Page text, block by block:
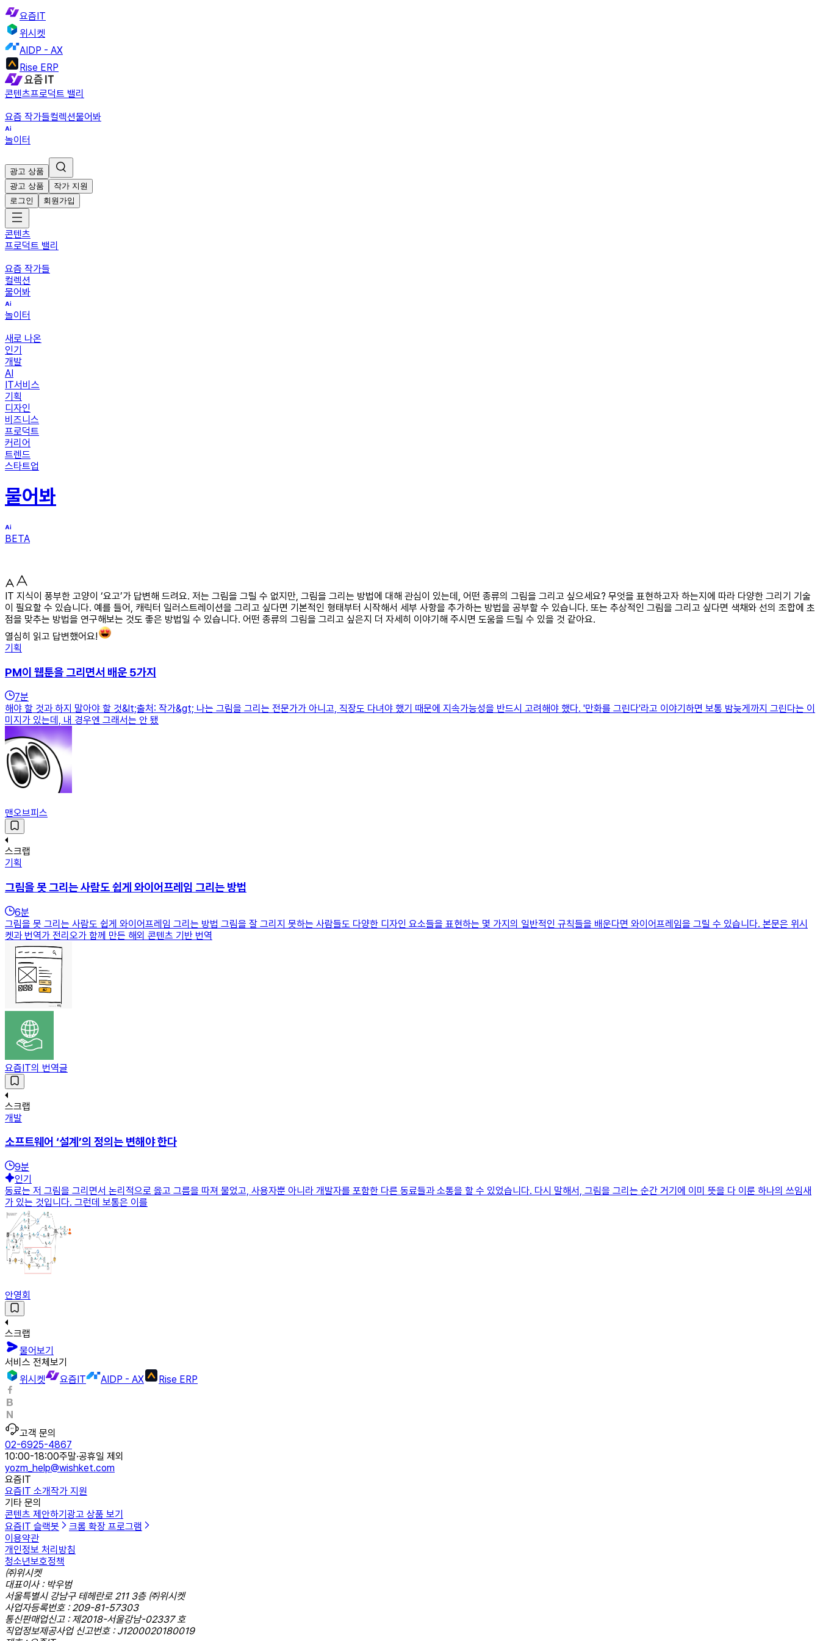
요즘IT
위시켓
AIDP - AX
Rise ERP
콘텐츠프로덕트 밸리
요즘 작가들컬렉션물어봐
놀이터
광고 상품
광고 상품
작가 지원
로그인
회원가입
콘텐츠
프로덕트 밸리
요즘 작가들
컬렉션
물어봐
놀이터
새로 나온
인기
개발
AI
IT서비스
기획
디자인
비즈니스
프로덕트
커리어
트렌드
스타트업
물어봐
BETA
IT 지식이 풍부한 고양이 ‘요고’가 답변해 드려요. 저는 그림을 그릴 수 없지만, 그림을 그리는 방법에 대해 관심이 있는데, 어떤 종류의 그림을 그리고 싶으세요? 무엇을 표현하고자 하는지에 따라 다양한 그리기 기술
이 필요할 수 있습니다. 예를 들어, 캐릭터 일러스트레이션을 그리고 싶다면 기본적인 형태부터 시작해서 세부 사항을 추가하는 방법을 공부할 수 있습니다. 또는 추상적인 그림을 그리고 싶다면 색채와 선의 조합에 초
점을 맞추는 방법을 연구해보는 것도 좋은 방법일 수 있습니다. 어떤 종류의 그림을 그리고 싶은지 더 자세히 이야기해 주시면 도움을 드릴 수 있을 것 같아요.
열심히 읽고 답변했어요!
기획
PM이 웹툰을 그리면서 배운 5가지
7분
해야 할 것과 하지 말아야 할 것&lt;출처: 작가&gt; 나는 그림을 그리는 전문가가 아니고, 직장도 다녀야 했기 때문에 지속가능성을 반드시 고려해야 했다. '만화를 그린다'라고 이야기하면 보통 밤늦게까지 그린다는 이
미지가 있는데, 내 경우엔 그래서는 안 됐
맨오브피스
스크랩
기획
그림을 못 그리는 사람도 쉽게 와이어프레임 그리는 방법
6분
그림을 못 그리는 사람도 쉽게 와이어프레임 그리는 방법 그림을 잘 그리지 못하는 사람들도 다양한 디자인 요소들을 표현하는 몇 가지의 일반적인 규칙들을 배운다면 와이어프레임을 그릴 수 있습니다. 본문은 위시
켓과 번역가 전리오가 함께 만든 해외 콘텐츠 기반 번역
요즘IT의 번역글
스크랩
개발
소프트웨어 ‘설계’의 정의는 변해야 한다
9분
인기
동료는 저 그림을 그리면서 논리적으로 옳고 그름을 따져 물었고, 사용자뿐 아니라 개발자를 포함한 다른 동료들과 소통을 할 수 있었습니다. 다시 말해서, 그림을 그리는 순간 거기에 이미 뜻을 다 이룬 하나의 쓰임새
가 있는 것입니다. 그런데 보통은 이를
안영회
스크랩
물어보기
서비스 전체보기
위시켓
요즘IT AIDP - AX Rise ERP
고객 문의
02-6925-4867
10:00-18:00주말·공휴일 제외
yozm_help@wishket.com
요즘IT
요즘IT 소개작가 지원
기타 문의
콘텐츠 제안하기 광고 상품 보기
요즘IT 슬랙봇
크롬 확장 프로그램
이용약관
개인정보 처리방침
청소년보호정책
㈜위시켓
대표이사 : 박우범
서울특별시 강남구 테헤란로 211 3층 ㈜위시켓
사업자등록번호 : 209-81-57303
통신판매업신고 : 제2018-서울강남-02337 호
직업정보제공사업 신고번호 : J1200020180019